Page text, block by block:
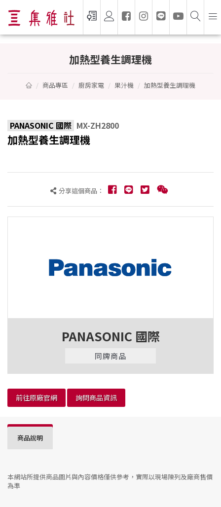
加熱型養生調理機
商品專區 廚房家電 果汁機 加熱型養生調理機
PANASONIC 國際 MX-ZH2800
加熱型養生調理機
分享這個商品：
PANASONIC 國際
同牌商品
前往原廠官網 詢問商品資訊
商品說明
本網站所提供商品圖片與內容價格僅供參考，實際以現場陳列及廠商售價
為準